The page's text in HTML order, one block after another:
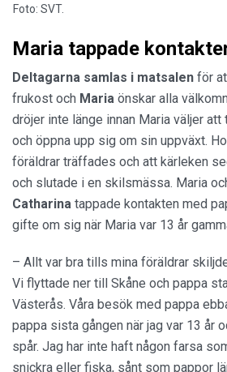
Foto: SVT.
Maria tappade
Deltagarna samlas i matsalen för
frukost och Maria önskar alla
dröjer inte länge innan Maria väljer att
och öppna upp sig om sin uppväxt.
föräldrar träffades och att kärleken
och slutade i en skilsmässa. Maria
Catharina tappade kontakten med
gifte om sig när Maria var 13 år
– Allt var bra tills mina föräldrar
Vi flyttade ner till Skåne och pappa
Västerås. Våra besök med pappa
pappa sista gången när jag var 13 år
spår. Jag har inte haft någon farsa
snickra eller fiska, sånt som pappor